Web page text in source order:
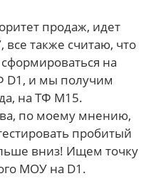
продаж, идет
также считаю, что
на
D1, и мы получим
на ТФ М15.
по моему мнению,
пробитый
вниз! Ищем точку
МОУ на D1.